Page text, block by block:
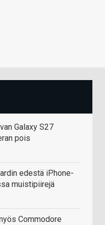
Galaxy S27
pois
edestä iPhone-
muistipiirejä
Commodore